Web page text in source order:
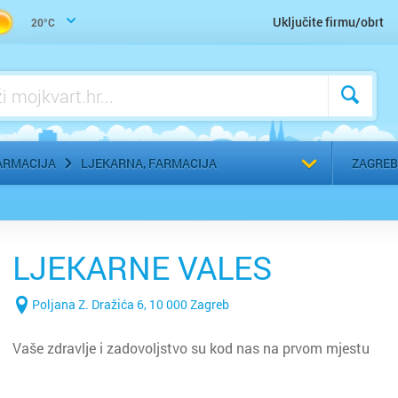
20°C Uključite firmu/obrt
LJEKARNA, FARMACIJA
Urologija
Zubar, Stomatolog
ZAGREB
Odaberi
LJEKARNE VALES
Poljana Z. Dražića 6, 10 000 Zagreb
Vaše zdravlje i zadovoljstvo su kod nas na prvom mjestu